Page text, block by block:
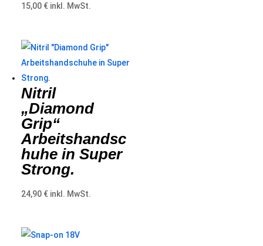
15,00 € inkl. MwSt.
Nitril
„Diamond
Grip“
Arbeitshandsc
huhe in Super
Strong.
24,90 € inkl. MwSt.